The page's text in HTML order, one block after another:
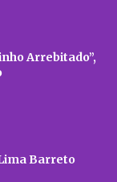
Arrebitado”,
Barreto